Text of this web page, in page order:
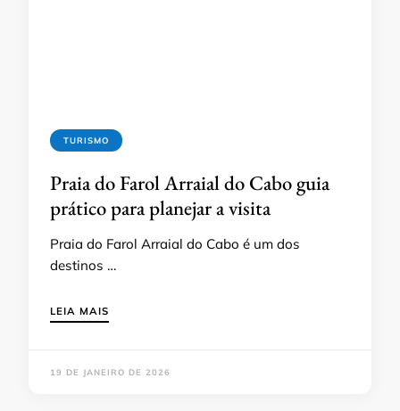
TURISMO
Praia do Farol Arraial do Cabo guia
prático para planejar a visita
Praia do Farol Arraial do Cabo é um dos
destinos …
LEIA MAIS
19 DE JANEIRO DE 2026